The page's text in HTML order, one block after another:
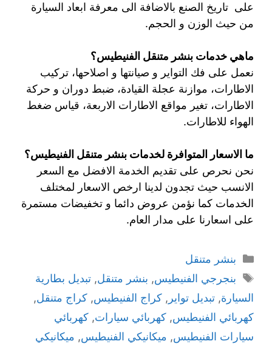
على تاريخ الصنع بالاضافة الى معرفة ابعاد السيارة
من حيث الوزن و الحجم.
ماهي خدمات بنشر متنقل الفنيطيس؟
نعمل على فك التواير و صيانتها و اصلاحها، تركيب
الاطارات، موازنة عجلة القيادة، ضبط دوران و حركة
الاطارات، تغير مواقع الاطارات الاربعة، قياس ضغط
الهواء للاطارات.
ما الاسعار المتوافرة لخدمات بنشر متنقل الفنيطيس؟
نحن نحرص على تقديم الخدمة الافضل مع السعر
الانسب حيث تجدون لدينا ارخص الاسعار لمختلف
الخدمات كما نؤمن عروض دائما و تخفيضات مستمرة
على اسعارنا على مدار العام.
بنشر متنقل
بنجرجي الفنيطيس, بنشر متنقل, تبديل بطارية
السيارة, تبديل تواير , كراج الفنيطيس, كراج متنقل,
كهربائي الفنيطيس, كهربائي سيارات, كهربائي
سيارات الفنيطيس, ميكانيكي الفنيطيس, ميكانيكي